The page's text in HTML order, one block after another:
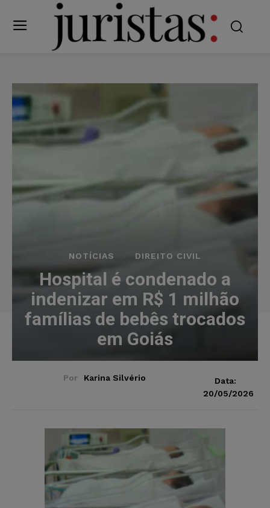
NOTÍCIAS DIREITO CIVIL
Hospital é condenado a
indenizar em R$ 1 milhão
famílias de bebês trocados
em Goiás
Por Karina Silvério
Data:
20/05/2026